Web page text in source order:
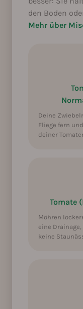
Möhren:
Rüben / Bete:
Radieschen:
Spinat
Petersilie:
Dill: Aussaat
Koriander:
den Boden
Mehr über
Deine
Fliege fern
deiner
Tomate
Möhren
eine
keine